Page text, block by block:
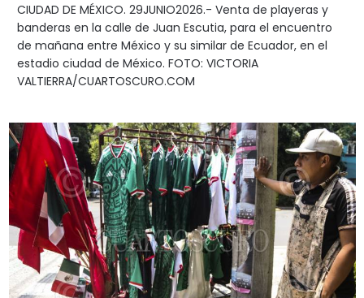
CIUDAD DE MÉXICO. 29JUNIO2026.- Venta de playeras y
banderas en la calle de Juan Escutia, para el encuentro
de mañana entre México y su similar de Ecuador, en el
estadio ciudad de México. FOTO: VICTORIA
VALTIERRA/CUARTOSCURO.COM